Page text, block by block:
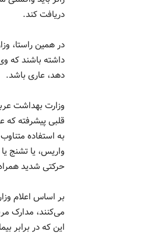
دریافت کند.
در همین راستا،
داشته باشند که
دهد، عاری باشد.
وزارت بهداشت
قلبی پیشرفته که
به استفاده
واریس، یا تشنج
حرکتی شدید
بر اساس اعلام
می‌کنند، مدارک
این که در برابر